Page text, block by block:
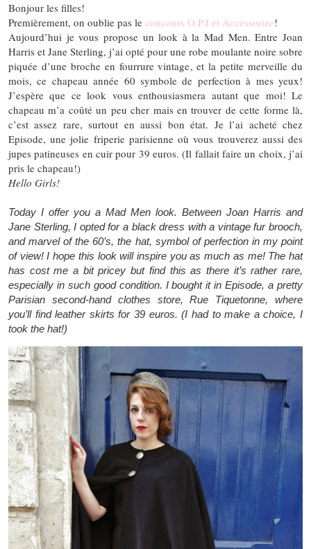
Bonjour les filles!
Premièrement, on oublie pas le concours O.P.I et Accessorize!
Aujourd’hui je vous propose un look à la Mad Men. Entre Joan
Harris et Jane Sterling, j’ai opté pour une robe moulante noire sobre
piquée d’une broche en fourrure vintage, et la petite merveille du
mois, ce chapeau année 60 symbole de perfection à mes yeux!
J’espère que ce look vous enthousiasmera autant que moi! Le
chapeau m’a coûté un peu cher mais en trouver de cette forme là,
c’est assez rare, surtout en aussi bon état. Je l’ai acheté chez
Episode, une jolie friperie parisienne où vous trouverez aussi des
jupes patineuses en cuir pour 39 euros. (Il fallait faire un choix, j’ai
pris le chapeau!)
Hello Girls!
Today I offer you a Mad Men look. Between Joan Harris and
Jane Sterling, I opted for ablack dress with a vintage fur brooch,
and marvel of the 60’s, the hat, symbol of perfection in my point
of view! I hope this look will inspire you as much as me! The hat
has cost me a bit pricey but find this as there it’s rather rare,
especially in such good condition. I bought it in Episode, a pretty
Parisian second-hand clothes store, Rue Tiquetonne, where
you’ll find leather skirts for 39 euros. (I had to make a choice, I
took the hat!)